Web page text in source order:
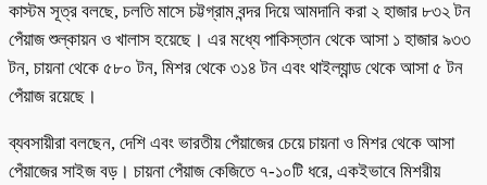
কাস্টম সূত্র বলছে, চলতি মাসে চট্টগ্রাম বন্দর দিয়ে আমদানি করা ২ হাজার ৮৩২ টন
পেঁয়াজ শুল্কায়ন ও খালাস হয়েছে। এর মধ্যে পাকিস্তান থেকে আসা ১ হাজার ৯৩৩
টন, চায়না থেকে ৫৮০ টন, মিশর থেকে ৩১৪ টন এবং থাইল্যান্ড থেকে আসা ৫ টন
পেঁয়াজ রয়েছে।
ব্যবসায়ীরা বলছেন, দেশি এবং ভারতীয় পেঁয়াজের চেয়ে চায়না ও মিশর থেকে আসা
পেঁয়াজের সাইজ বড়। চায়না পেঁয়াজ কেজিতে ৭-১০টি ধরে, একইভাবে মিশরীয়